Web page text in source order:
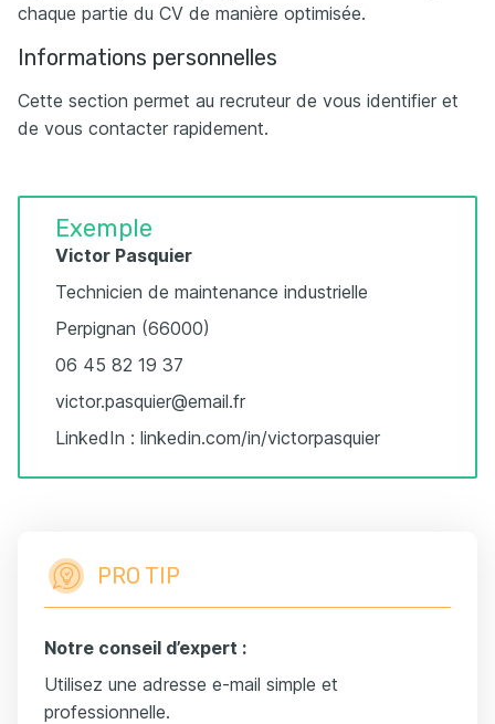
chaque partie du CV de manière optimisée.
Informations personnelles
Cette section permet au recruteur de vous identifier et
de vous contacter rapidement.
Exemple
Victor Pasquier
Technicien de maintenance industrielle
Perpignan (66000)
06 45 82 19 37
victor.pasquier@email.fr
LinkedIn : linkedin.com/in/victorpasquier
PRO TIP
Notre conseil d’expert :
Utilisez une adresse e-mail simple et
professionnelle.